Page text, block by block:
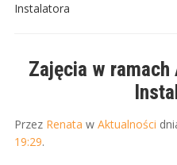
Instalatora
Zajęcia w ramach
Przez Renata w Aktualności
19:29.